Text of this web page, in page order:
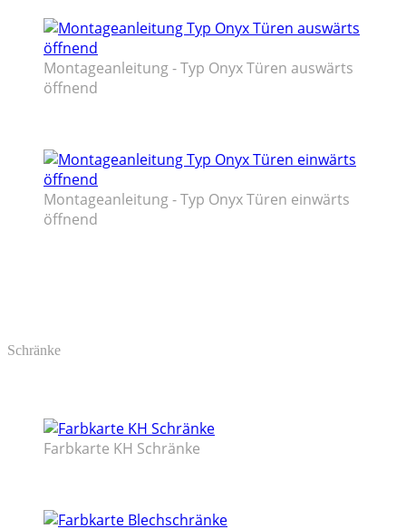
Montageanleitung - Typ Onyx Türen auswärts
öffnend
Montageanleitung - Typ Onyx Türen einwärts
öffnend
Schränke
Farbkarte KH Schränke